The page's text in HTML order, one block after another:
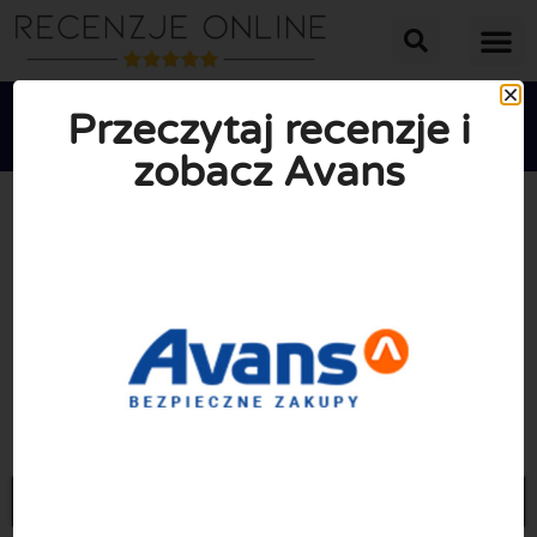

Przeczytaj recenzje i
zobacz Avans